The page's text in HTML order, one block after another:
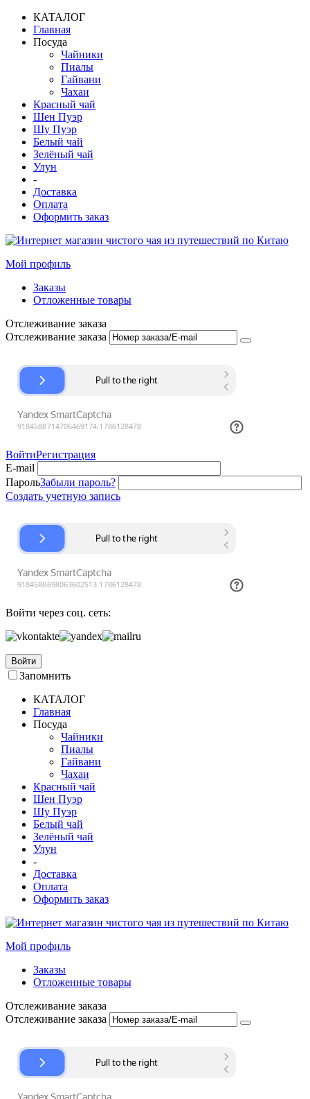
КАТАЛОГ
Главная
Посуда
Чайники
Пиалы
Гайвани
Чахаи
Красный чай
Шен Пуэр
Шу Пуэр
Белый чай
Зелёный чай
Улун
-
Доставка
Оплата
Оформить заказ
Мой профиль
Заказы
Отложенные товары
Отслеживание заказа
Отслеживание заказа
ВойтиРегистрация
E-mail
ПарольЗабыли пароль?
Создать учетную запись
Войти через соц. сеть:
Войти
Запомнить
КАТАЛОГ
Главная
Посуда
Чайники
Пиалы
Гайвани
Чахаи
Красный чай
Шен Пуэр
Шу Пуэр
Белый чай
Зелёный чай
Улун
-
Доставка
Оплата
Оформить заказ
Мой профиль
Заказы
Отложенные товары
Отслеживание заказа
Отслеживание заказа